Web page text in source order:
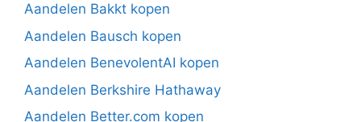
Aandelen Bakkt kopen
Aandelen Bausch kopen
Aandelen BenevolentAI kopen
Aandelen Berkshire Hathaway
Aandelen Better.com kopen